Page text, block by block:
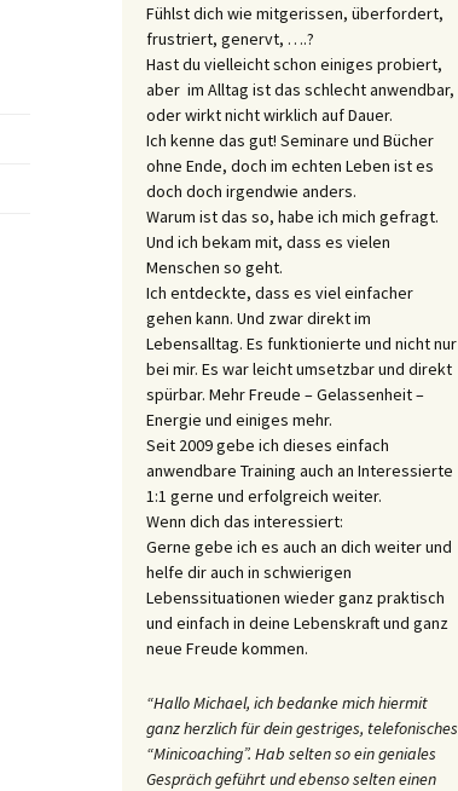
Fühlst dich wie mitgerissen, überfordert,
frustriert, genervt, ….?
Hast du vielleicht schon einiges probiert,
aber im Alltag ist das schlecht anwendbar,
oder wirkt nicht wirklich auf Dauer.
Ich kenne das gut! Seminare und Bücher
ohne Ende, doch im echten Leben ist es
doch doch irgendwie anders.
Warum ist das so, habe ich mich gefragt.
Und ich bekam mit, dass es vielen
Menschen so geht.
Ich entdeckte, dass es viel einfacher
gehen kann. Und zwar direkt im
Lebensalltag. Es funktionierte und nicht nur
bei mir. Es war leicht umsetzbar und direkt
spürbar. Mehr Freude – Gelassenheit –
Energie und einiges mehr.
Seit 2009 gebe ich dieses einfach
anwendbare Training auch an Interessierte
1:1 gerne und erfolgreich weiter.
Wenn dich das interessiert:
Gerne gebe ich es auch an dich weiter und
helfe dir auch in schwierigen
Lebenssituationen wieder ganz praktisch
und einfach in deine Lebenskraft und ganz
neue Freude kommen.
“Hallo Michael, ich bedanke mich hiermit
ganz herzlich für dein gestriges, telefonisches
“Minicoaching”. Hab selten so ein geniales
Gespräch geführt und ebenso selten einen